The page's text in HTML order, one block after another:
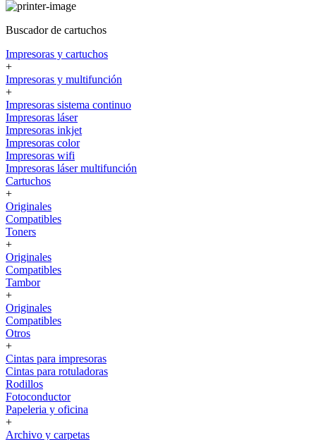
Buscador de cartuchos
Impresoras y cartuchos
+
Impresoras y multifunción
+
Impresoras sistema continuo
Impresoras láser
Impresoras inkjet
Impresoras color
Impresoras wifi
Impresoras láser multifunción
Cartuchos
+
Originales
Compatibles
Toners
+
Originales
Compatibles
Tambor
+
Originales
Compatibles
Otros
+
Cintas para impresoras
Cintas para rotuladoras
Rodillos
Fotoconductor
Papeleria y oficina
+
Archivo y carpetas